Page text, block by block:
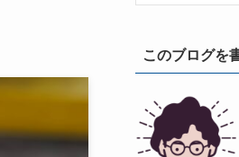
このブログを